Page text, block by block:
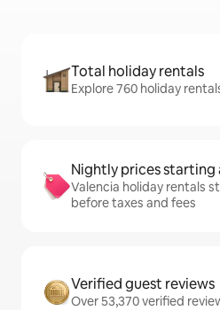
Total holiday rentals
Explore 760 holiday
Nightly prices starting
Valencia holiday rentals
before taxes and fees
Verified guest reviews
Over 53,370 verified